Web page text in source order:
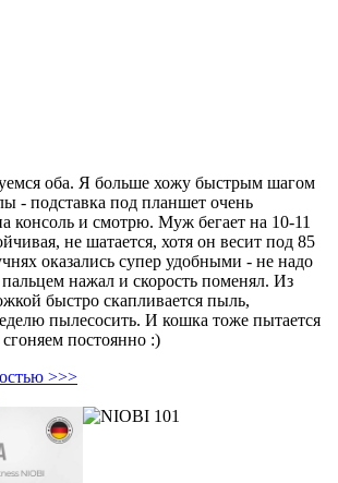
оба. Я больше хожу быстрым шагом
- подставка под планшет очень
консоль и смотрю. Муж бегает на 10-11
не шатается, хотя он весит под 85
оказались супер удобными - не надо
нажал и скорость поменял. Из
быстро скапливается пыль,
пылесосить. И кошка тоже пытается
постоянно :)
>>>